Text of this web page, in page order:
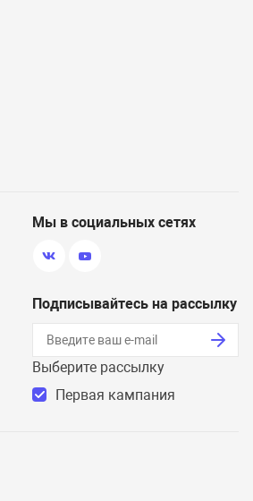
Мы в социальных сетях
Подписывайтесь на рассылку
Выберите рассылку
Первая кампания